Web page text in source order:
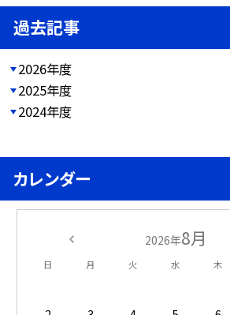
過去記事
2026年度
2025年度
2024年度
カレンダー
2026年8月
日 月 火 水 木